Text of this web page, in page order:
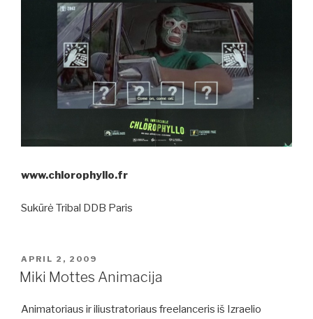
www.chlorophyllo.fr
Sukūrė Tribal DDB Paris
POSTED
ON
APRIL 2, 2009
Miki Mottes Animacija
Animatoriaus ir iliustratoriaus freelanceris iš Izraelio